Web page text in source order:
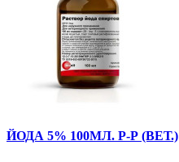
ЙОДА 5% 100МЛ. Р-Р (ВЕТ.)